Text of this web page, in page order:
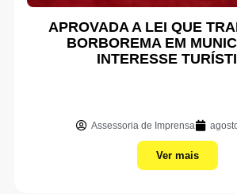
APROVADA A LEI QUE
BORBOREMA EM
INTERESSE
Assessoria de Imprensa
Ver mais